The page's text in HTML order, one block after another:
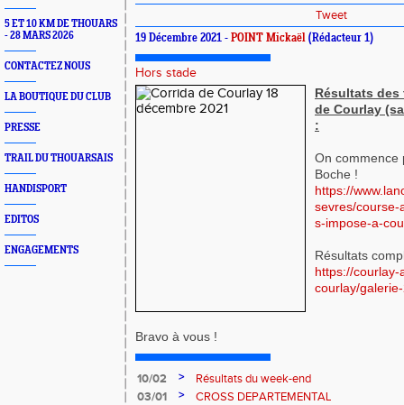
5 ET 10 KM DE THOUARS
- 28 MARS 2026
CONTACTEZ NOUS
LA BOUTIQUE DU CLUB
PRESSE
TRAIL DU THOUARSAIS
HANDISPORT
EDITOS
ENGAGEMENTS
Tweet
19 Décembre 2021 - POINT Mickaël (Rédacteur 1)
Hors stade
Résultats des
de Courlay
:
On commence
Boche !
https://
sevres/course-
s-impose-a-
Résultats
https://
courlay/
Bravo à vous !
10/02 >
Résultats du week-end
03/01
>
CROSS DEPARTEMENTAL